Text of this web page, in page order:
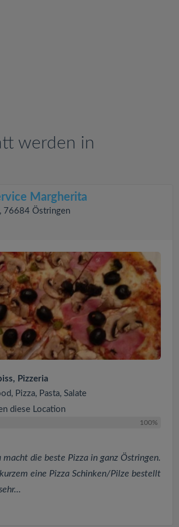
werden in
Margherita
76684 Östringen
Pizzeria
Pizza, Pasta, Salate
diese Location
100%
die beste Pizza in ganz Östringen.
eine Pizza Schinken/Pilze bestellt